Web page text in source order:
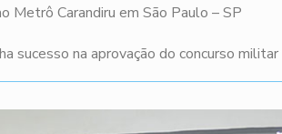
Metrô Carandiru em São Paulo – SP
sucesso na aprovação do concurso